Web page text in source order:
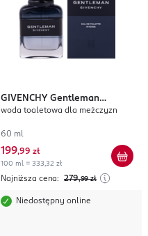
GIVENCHY Gentleman
Intense
woda toaletowa dla meżczyzn
60 ml
199,99 zł
100 ml = 333,32 zł
Najniższa cena: 279,99 zł
Niedostępny online